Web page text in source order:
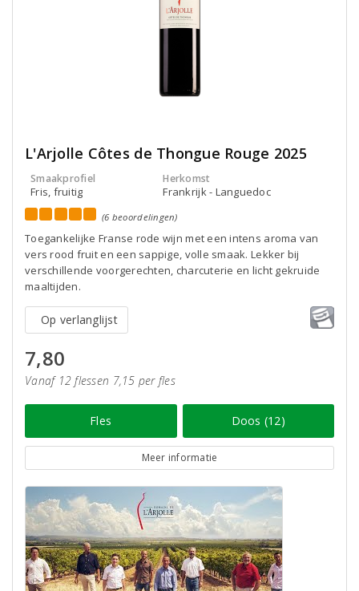
L'Arjolle Côtes de Thongue Rouge 2025
Smaakprofiel
Fris, fruitig
Herkomst
Frankrijk - Languedoc
(6 beoordelingen)
Toegankelijke Franse rode wijn met een intens aroma van
vers rood fruit en een sappige, volle smaak. Lekker bij
verschillende voorgerechten, charcuterie en licht gekruide
maaltijden.
Op verlanglijst
7,80
Vanaf 12 flessen 7,15 per fles
Fles Doos (12)
Meer informatie